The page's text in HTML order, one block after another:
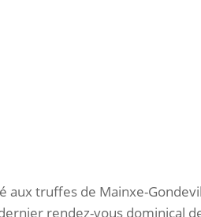
aux truffes de Mainxe-
rendez-vous dominical